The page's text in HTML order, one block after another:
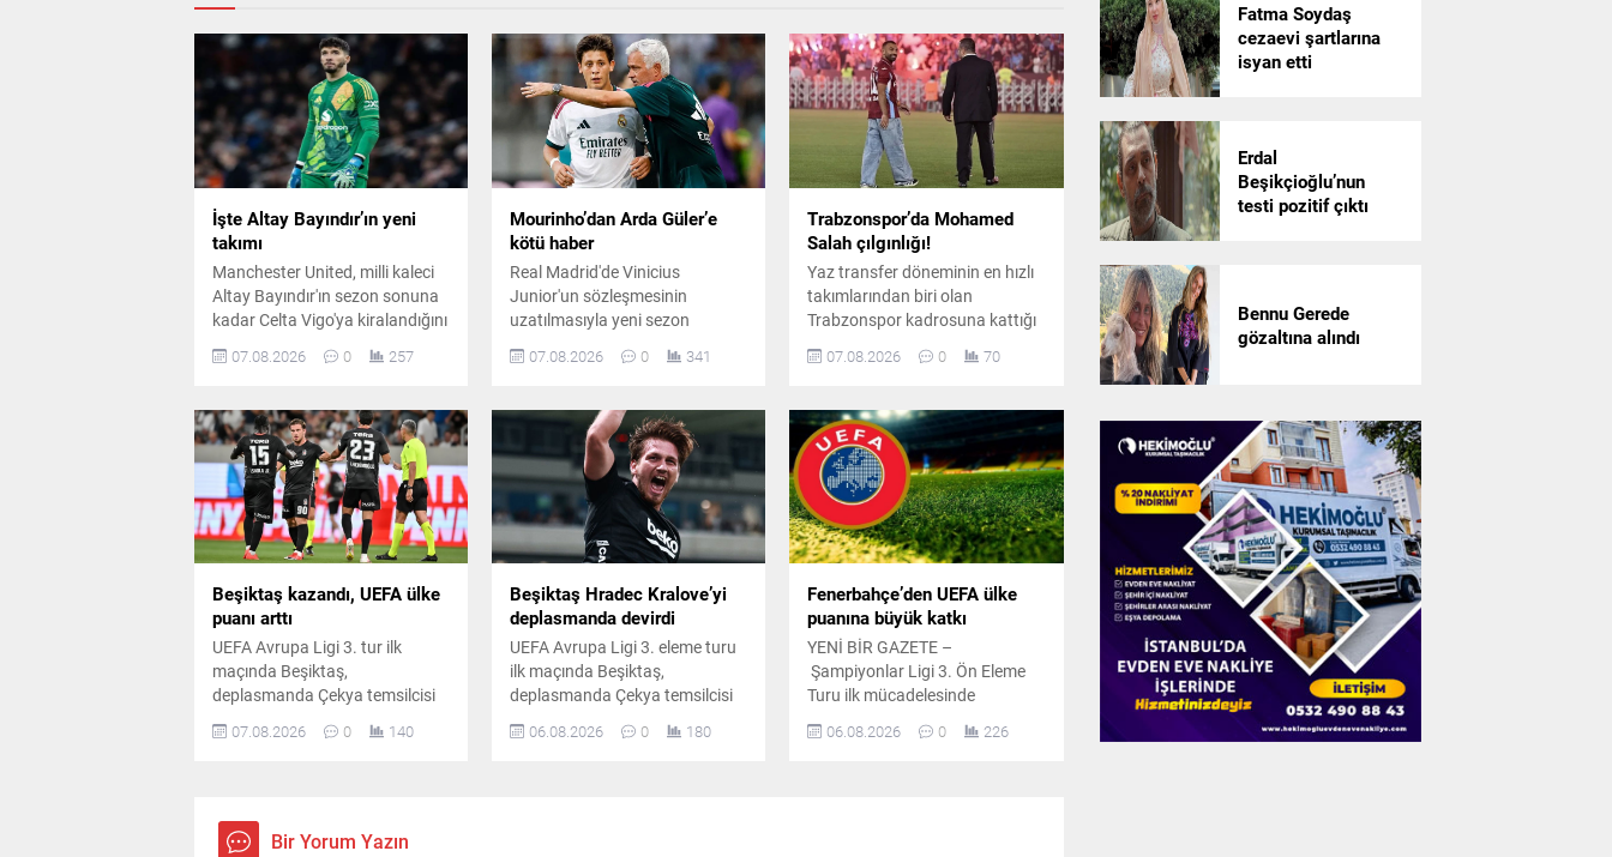
İşte Altay Bayındır’ın yeni
takımı
Manchester United, milli kaleci
Altay Bayındır'ın sezon sonuna
kadar Celta Vigo'ya kiralandığını
kulübü de transferi duyururken
paylaştı.
07.08.2026 0 257
Mourinho’dan Arda Güler’e
kötü haber
Real Madrid'de Vinicius
Junior'un sözleşmesinin
uzatılmasıyla yeni sezon
Mourinho'nun ilk 11 tercihleri
durumu belirsizliğini koruyor.
07.08.2026 0 341
Trabzonspor’da Mohamed
Salah çılgınlığı!
Yaz transfer döneminin en hızlı
takımlarından biri olan
Trabzonspor kadrosuna kattığı
için görkemli bir imza töreni
akın ettiği organizasyonda
renkli anlar yaşandı.
07.08.2026 0 70
Beşiktaş kazandı, UEFA ülke
puanı arttı
UEFA Avrupa Ligi 3. tur ilk
maçında Beşiktaş,
deplasmanda Çekya temsilcisi
Hradec Kralove'yi Semih
Kılıçsoy'un golüyle 1-0 mağlup
07.08.2026 0 140
Beşiktaş Hradec Kralove’yi
deplasmanda devirdi
UEFA Avrupa Ligi 3. eleme turu
ilk maçında Beşiktaş,
deplasmanda Çekya temsilcisi
Hradec Kralove'yi Semih
Kılıçsoy'un golüyle 1-0 mağlup
06.08.2026 0 180
Fenerbahçe’den UEFA ülke
puanına büyük katkı
YENİ BİR GAZETE –
Şampiyonlar Ligi 3. Ön Eleme
Turu ilk mücadelesinde
Fenerbahçe sahasında
Avusturya temsilcisi Sturm Graz
06.08.2026 0 226
Bir Yorum Yazın
Fatma Soydaş
cezaevi şartlarına
isyan etti
Erdal
Beşikçioğlu’nun
testi pozitif çıktı
Bennu Gerede
gözaltına alındı